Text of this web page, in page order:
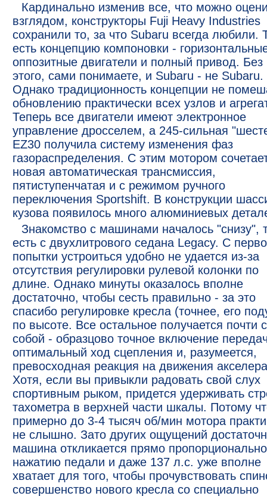
Кардинально изменив все, что можно
взглядом, конструкторы Fuji Heavy Industries
сохранили то, за что Subaru всегда любили.
есть концепцию компоновки -
оппозитные двигатели и полный привод. Без
этого, сами понимаете, и Subaru - не Subaru.
Однако традиционность концепции не
обновлению практически всех узлов и
Теперь все двигатели имеют электронное
управление дросселем, а 245-сильная
EZ30 получила систему изменения фаз
газораспределения. С этим мотором
новая автоматическая трансмиссия,
пятиступенчатая и с режимом ручного
переключения Sportshift. В конструкции
кузова появилось много алюминиевых
Знакомство с машинами началось "снизу",
есть с двухлитрового седана Legacy. С
попытки устроиться удобно не удается из-за
отсутствия регулировки рулевой колонки по
длине. Однако минуты оказалось вполне
достаточно, чтобы сесть правильно - за это
спасибо регулировке кресла (точнее, его
по высоте. Все остальное получается почти
собой - образцово точное включение
оптимальный ход сцепления и, разумеется,
превосходная реакция на движения
Хотя, если вы привыкли радовать свой слух
спортивным рыком, придется удерживать
тахометра в верхней части шкалы. Потому
примерно до 3-4 тысяч об/мин мотора
не слышно. Зато других ощущений
машина откликается прямо пропорционально
нажатию педали и даже 137 л.с. уже вполне
хватает для того, чтобы прочувствовать
совершенство нового кресла со специально